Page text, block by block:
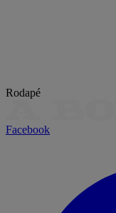
Rodapé
Facebook